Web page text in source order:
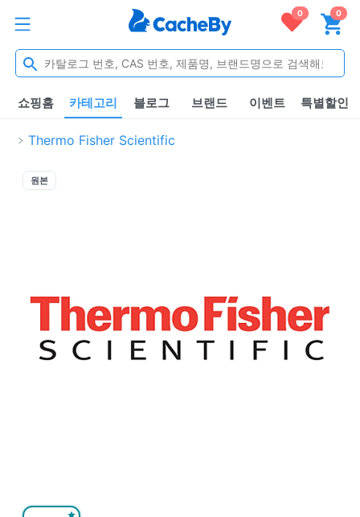
0 0
쇼핑홈 카테고리 블로그 브랜드 이벤트 특별할인
Thermo Fisher Scientific
원본